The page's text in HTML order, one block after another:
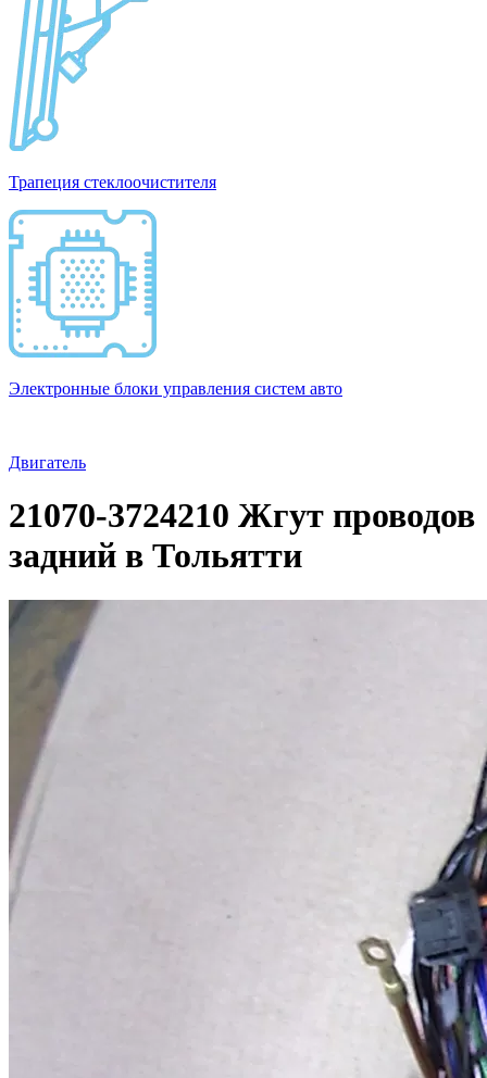
Трапеция стеклоочистителя
Электронные блоки управления систем авто
Двигатель
21070-3724210 Жгут проводов
задний в Тольятти